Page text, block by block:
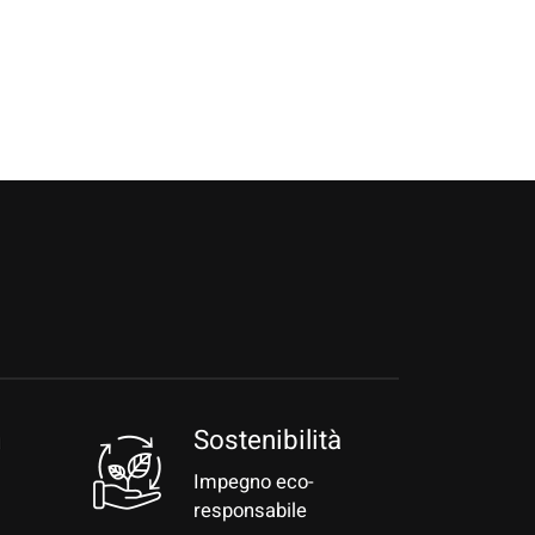
Sostenibilità
Impegno eco-
responsabile